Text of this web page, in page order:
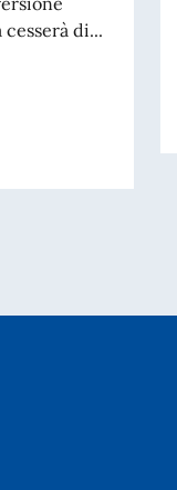
di...
d’identità cartacea